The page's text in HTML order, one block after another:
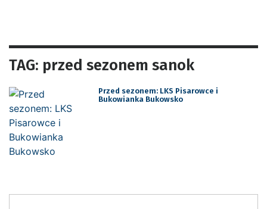
TAG: przed sezonem sanok
Przed sezonem: LKS Pisarowce i
Bukowianka Bukowsko